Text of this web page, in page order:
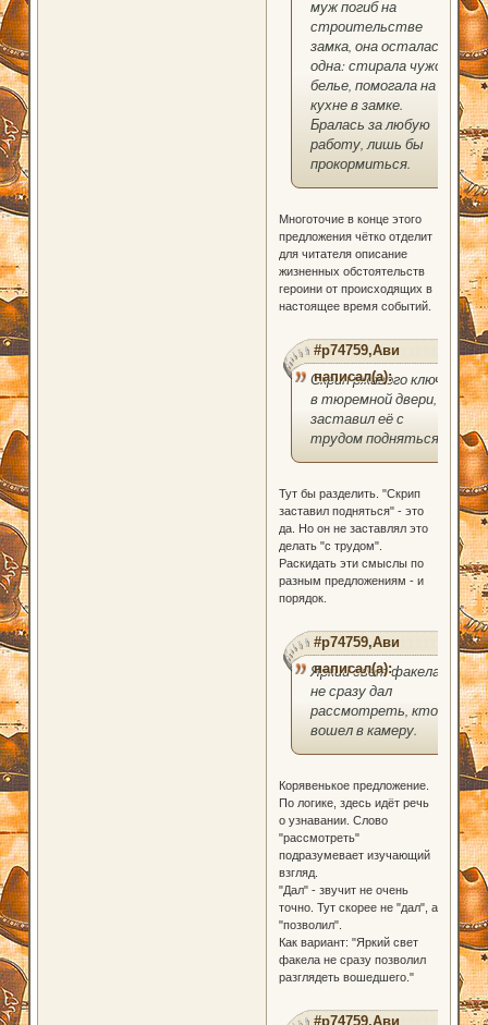
муж погиб на
строительстве
замка, она осталась
одна: стирала чужое
белье, помогала на
кухне в замке.
Бралась за любую
работу, лишь бы
прокормиться.
Многоточие в конце этого
предложения чётко отделит
для читателя описание
жизненных обстоятельств
героини от происходящих в
настоящее время событий.
#p74759,Ави
написал(а):
Скрип ржавого ключа
в тюремной двери,
заставил её с
трудом подняться.
Тут бы разделить. "Скрип
заставил подняться" - это
да. Но он не заставлял это
делать "с трудом".
Раскидать эти смыслы по
разным предложениям - и
порядок.
#p74759,Ави
написал(а):
Яркий свет факела
не сразу дал
рассмотреть, кто
вошел в камеру.
Корявенькое предложение.
По логике, здесь идёт речь
о узнавании. Слово
"рассмотреть"
подразумевает изучающий
взгляд.
"Дал" - звучит не очень
точно. Тут скорее не "дал", а
"позволил".
Как вариант: "Яркий свет
факела не сразу позволил
разглядеть вошедшего."
#p74759,Ави